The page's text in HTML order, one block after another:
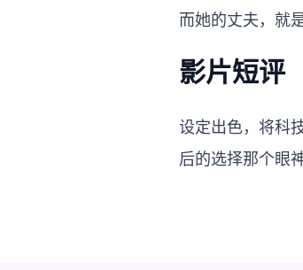
而她的丈夫，就
影片短评
设定出色，将科
后的选择那个眼